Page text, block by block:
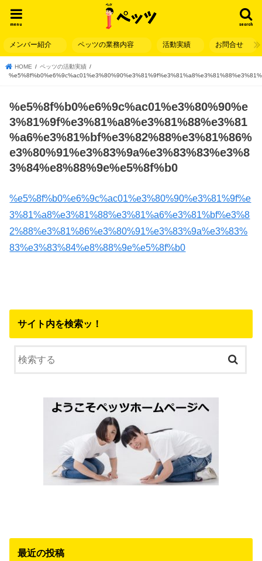
search
menu
メンバー紹介 ペッツの業務内容 活動実績 お問合せ
HOME
ペッツの活動実績
%e5%8f%b0%e6%9c%ac01%e3%80%90%e
3%81%9f%e3%81%a8%e3%81%88%e3%81
%a6%e3%81%bf%e3%82%88%e3%81%86%
e3%80%91%e3%83%9a%e3%83%83%e3%8
3%84%e8%88%9e%e5%8f%b0
%e5%8f%b0%e6%9c%ac01%e3%80%90%e3%81%9f%e
3%81%a8%e3%81%88%e3%81%a6%e3%81%bf%e3%8
2%88%e3%81%86%e3%80%91%e3%83%9a%e3%83%
83%e3%83%84%e8%88%9e%e5%8f%b0
サイト内を検索ッ！
最近の投稿